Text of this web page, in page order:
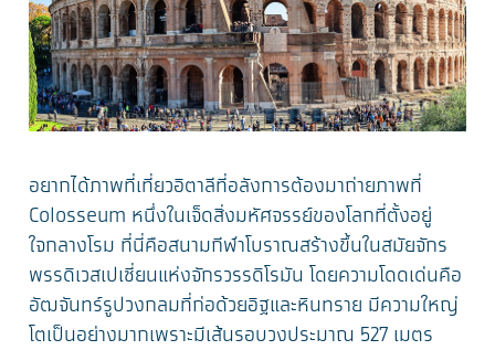
อยากได้ภาพที่เที่ยวอิตาลีที่อลังการต้องมาถ่ายภาพที่
Colosseum หนึ่งในเจ็ดสิ่งมหัศจรรย์ของโลกที่ตั้งอยู่
ใจกลางโรม ที่นี่คือสนามกีฬาโบราณสร้างขึ้นในสมัยจักร
พรรดิเวสเปเซี่ยนแห่งจักรวรรดิโรมัน โดยความโดดเด่นคือ
อัฒจันทร์รูปวงกลมที่ก่อด้วยอิฐและหินทราย มีความใหญ่
โตเป็นอย่างมากเพราะมีเส้นรอบวงประมาณ 527 เมตร